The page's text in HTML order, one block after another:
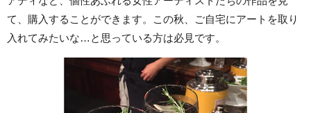
て、購入することができます。この秋、ご自宅にアートを取り
入れてみたいな…と思っている方は必見です。